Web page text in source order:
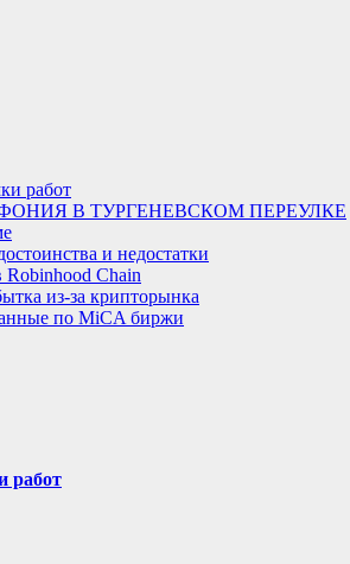
работ
В ТУРГЕНЕВСКОМ ПЕРЕУЛКЕ
и недостатки
Robinhood Chain
из-за крипторынка
по MiCA биржи
работ